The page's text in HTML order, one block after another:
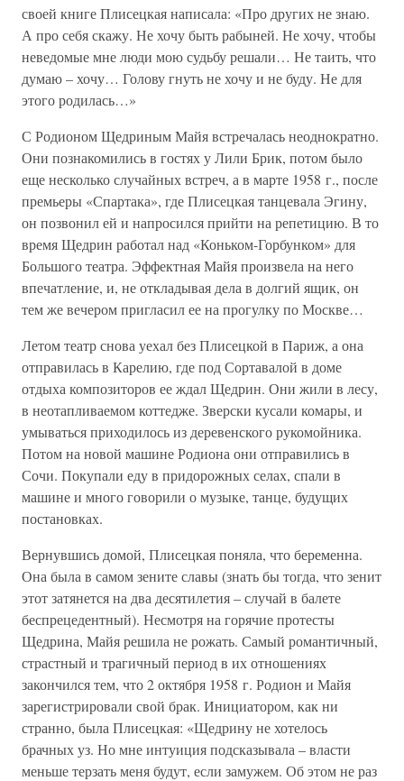
своей книге Плисецкая написала: «Про других не знаю.
А про себя скажу. Не хочу быть рабыней. Не хочу, чтобы
неведомые мне люди мою судьбу решали… Не таить, что
думаю – хочу… Голову гнуть не хочу и не буду. Не для
этого родилась…»
С Родионом Щедриным Майя встречалась неоднократно.
Они познакомились в гостях у Лили Брик, потом было
еще несколько случайных встреч, а в марте 1958 г., после
премьеры «Спартака», где Плисецкая танцевала Эгину,
он позвонил ей и напросился прийти на репетицию. В то
время Щедрин работал над «Коньком-Горбунком» для
Большого театра. Эффектная Майя произвела на него
впечатление, и, не откладывая дела в долгий ящик, он
тем же вечером пригласил ее на прогулку по Москве…
Летом театр снова уехал без Плисецкой в Париж, а она
отправилась в Карелию, где под Сортавалой в доме
отдыха композиторов ее ждал Щедрин. Они жили в лесу,
в неотапливаемом коттедже. Зверски кусали комары, и
умываться приходилось из деревенского рукомойника.
Потом на новой машине Родиона они отправились в
Сочи. Покупали еду в придорожных селах, спали в
машине и много говорили о музыке, танце, будущих
постановках.
Вернувшись домой, Плисецкая поняла, что беременна.
Она была в самом зените славы (знать бы тогда, что зенит
этот затянется на два десятилетия – случай в балете
беспрецедентный). Несмотря на горячие протесты
Щедрина, Майя решила не рожать. Самый романтичный,
страстный и трагичный период в их отношениях
закончился тем, что 2 октября 1958 г. Родион и Майя
зарегистрировали свой брак. Инициатором, как ни
странно, была Плисецкая: «Щедрину не хотелось
брачных уз. Но мне интуиция подсказывала – власти
меньше терзать меня будут, если замужем. Об этом не раз